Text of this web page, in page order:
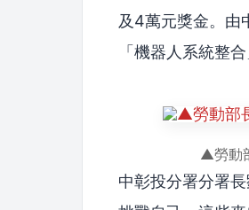
及4萬元獎金。由
「機器人系統整
▲勞動
中彰投分署分署